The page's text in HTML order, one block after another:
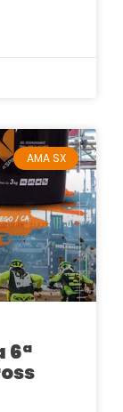
AMA SX
6ª